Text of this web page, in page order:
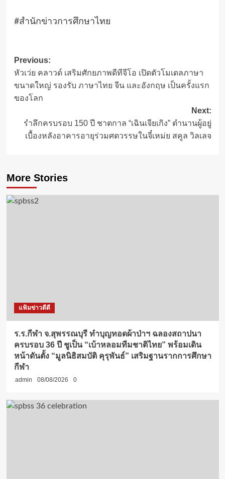
#สำนักข่าวการศึกษาไทย
Post
navigation
Previous:
หัวเว่ย คลาวด์ เสริมศักยภาพดีทีจีโอ เปิดตัวโมเดลภาษา
ขนาดใหญ่ รองรับ ภาษาไทย จีน และอังกฤษ เป็นครั้งแรก
ของโลก
Next:
รำลึกครบรอบ 150 ปี ชาตกาล “เฉินเจียเกิง” ตำนานผู้อยู่
เบื้องหลังอาคารอายุร่วมศตวรรษในจี๋เหม่ย สคูล วิลเลจ
More Stories
แฟ้มข่าวดีดี
ร.ร.กีฬา จ.สุพรรณบุรี ทำบุญทอดผ้าป่าฯ ฉลองสถาปนา
ครบรอบ 36 ปี ชูเป็น “เบ้าหลอมทีมชาติไทย” พร้อมเดิน
หน้าดันตั้ง “มูลนิธิสมบัติ คุรุพันธ์” เสริมฐานรากการศึกษา
กีฬา
admin 08/08/2026 0